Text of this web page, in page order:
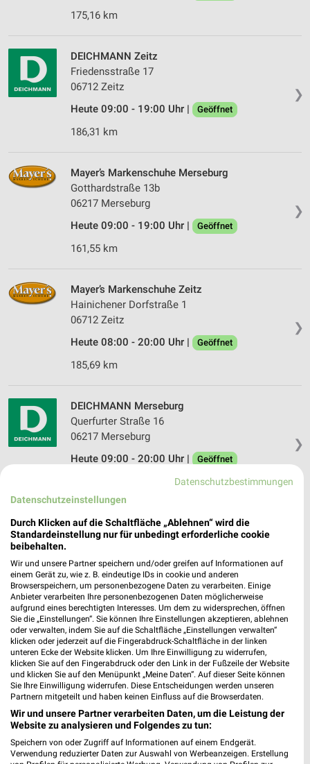
175,16 km
❯
DEICHMANN Zeitz
Friedensstraße 17
06712 Zeitz
Heute 09:00 - 19:00 Uhr |
Geöffnet
186,31 km
❯
Mayer’s Markenschuhe Merseburg
Gotthardstraße 13b
06217 Merseburg
Heute 09:00 - 19:00 Uhr |
Geöffnet
161,55 km
❯
Mayer’s Markenschuhe Zeitz
Hainichener Dorfstraße 1
06712 Zeitz
Heute 08:00 - 20:00 Uhr |
Geöffnet
185,69 km
❯
DEICHMANN Merseburg
Querfurter Straße 16
06217 Merseburg
Heute 09:00 - 20:00 Uhr |
Geöffnet
DEICHMANN Hermsdorf
Eisenberger Straße 87
Heute 09:00 - 19:00 Uhr | Geöffnet
209,06 km
DEICHMANN Apolda
Straße des Friedens 2
99510 Apolda
Heute 09:00 - 19:00 Uhr | Geöffnet
211,40 km
DEICHMANN Leuna
Datenschutzbestimmungen
Datenschutzeinstellungen
Durch Klicken auf die Schaltfläche „Ablehnen“ wird die
Standardeinstellung nur für unbedingt erforderliche cookie
beibehalten.
Wir und unsere Partner speichern und/oder greifen auf Informationen auf
einem Gerät zu, wie z. B. eindeutige IDs in cookie und anderen
Browserspeichern, um personenbezogene Daten zu verarbeiten. Einige
Anbieter verarbeiten Ihre personenbezogenen Daten möglicherweise
aufgrund eines berechtigten Interesses. Um dem zu widersprechen, öffnen
Sie die „Einstellungen“. Sie können Ihre Einstellungen akzeptieren, ablehnen
oder verwalten, indem Sie auf die Schaltfläche „Einstellungen verwalten“
klicken oder jederzeit auf die Fingerabdruck-Schaltfläche in der linken
unteren Ecke der Website klicken. Um Ihre Einwilligung zu widerrufen,
klicken Sie auf den Fingerabdruck oder den Link in der Fußzeile der Website
und klicken Sie auf den Menüpunkt „Meine Daten“. Auf dieser Seite können
Sie Ihre Einwilligung widerrufen. Diese Entscheidungen werden unseren
Partnern mitgeteilt und haben keinen Einfluss auf die Browserdaten.
Wir und unsere Partner verarbeiten Daten, um die Leistung der
Website zu analysieren und Folgendes zu tun:
Speichern von oder Zugriff auf Informationen auf einem Endgerät.
Verwendung reduzierter Daten zur Auswahl von Werbeanzeigen. Erstellung